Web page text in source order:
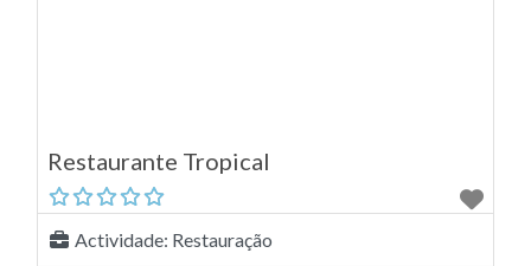
Restaurante Tropical
Actividade: Restauração